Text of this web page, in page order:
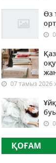
Өз
07 тамыз 2026
ҚОҒАМ